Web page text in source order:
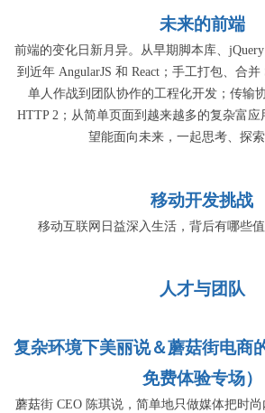
未来的前端
前端的变化日新月异。从早期脚本库、
到近年 AngularJS 和 React；手工打包、合并
单人作战到团队协作的工程化开发；传输
HTTP 2；从简单页面到越来越多的复杂富
望能面向未来，一起思考、探索
移动开发挑战
移动互联网日益深入生活，背后有哪些
人才与团队
复杂环境下美丽说＆蘑菇街电商
免费体验专场）
蘑菇街 CEO 陈琪说，简单地只做媒体把时